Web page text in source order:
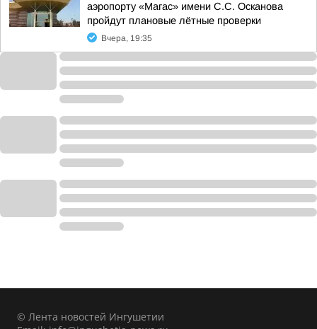
аэропорту «Магас» имени С.С. Осканова
пройдут плановые лётные проверки
Вчера, 19:35
© Лента новостей Ингушетии